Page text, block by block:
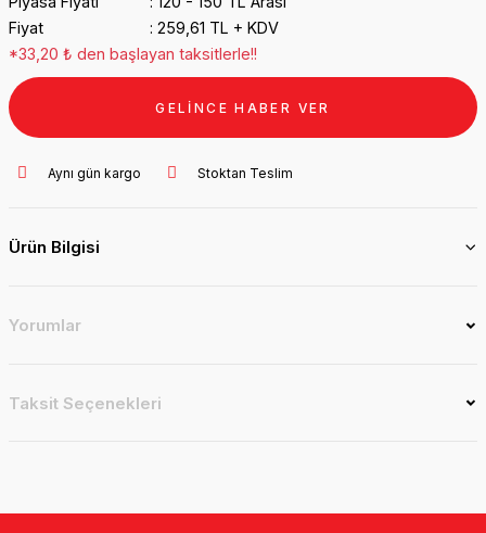
Fiyat
259,61 TL + KDV
*33,20 ₺ den başlayan taksitlerle!!
GELİNCE HABER VER
Aynı gün kargo Stoktan Teslim
Ürün Bilgisi
Yorumlar
Taksit Seçenekleri